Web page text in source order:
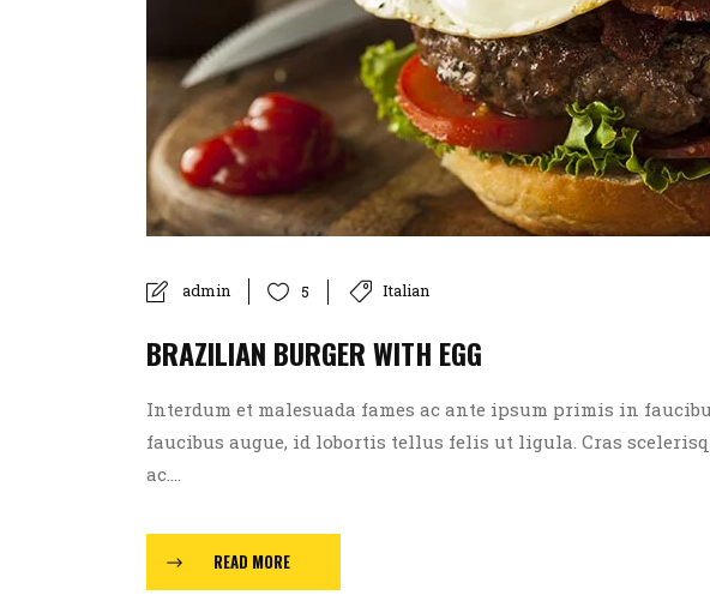
admin 5 Italian
BRAZILIAN BURGER WITH EGG
Interdum et malesuada fames ac ante ipsum primis in
faucibus augue, id lobortis tellus felis ut ligula. Cras
ac....
READ MORE